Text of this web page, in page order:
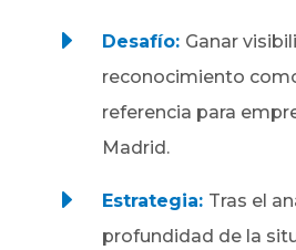
E Desafío: Ganar
reconocimiento
referencia para
Madrid.
E Estrategia: Tras el
profundidad de la